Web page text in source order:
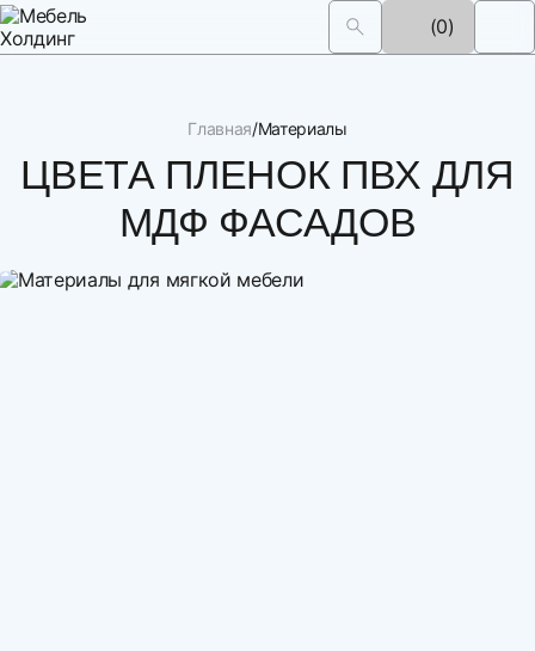
(0)
Главная Материалы
ЦВЕТА ПЛЕНОК ПВХ ДЛЯ
МДФ ФАСАДОВ